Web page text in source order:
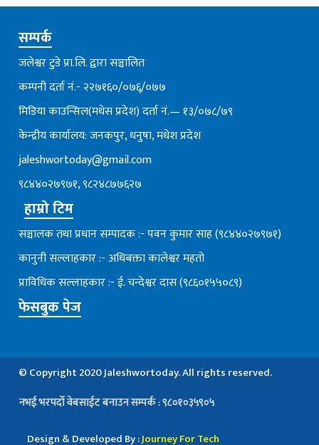
सम्पर्क
जलेश्वर टुडे प्रा.लि. द्वारा सञ्चालित
कम्पनी दर्ता नं.- २२७१६०/०७६्/०७७
मिडिया काउन्सिल(मधेस प्रदेश) दर्ता नं.— १३/०७८/७९
केन्द्रीय कार्यालय: जनकपुर, धनुषा, मधेश प्रदेश
jaleshwortoday@gmail.com
९८४४०२७९७१, ९८२४८७७६२७
हाम्रो टिम
सञ्चालक तथा प्रधान सम्पादक :- पवन कुमार साह (९८४४०२७९७१)
कानुनी सल्लाहकार :- अधिबक्ता कालेश्वर महतो
प्राविधिक सल्लाहकार :- ई. चन्देश्वर दास (९८६०१५५०८९)
फेसबुक पेज
© Copyright 2020 Jaleshwortoday. All rights reserved.
भरपर्दाे वेबसाईट बनाउन सम्पर्क : ९८०१०३५९०५
Design & Developed By :Journey For Tech